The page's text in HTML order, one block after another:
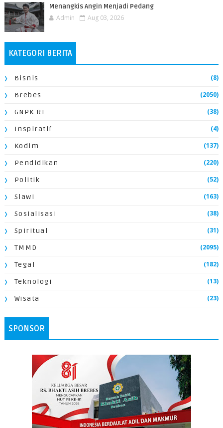
Menangkis Angin Menjadi Pedang
Admin Aug 03, 2026
KATEGORI BERITA
Bisnis (8)
Brebes (2050)
GNPK RI (38)
Inspiratif (4)
Kodim (137)
Pendidikan (220)
Politik (52)
Slawi (163)
Sosialisasi (38)
Spiritual (31)
TMMD (2095)
Tegal (182)
Teknologi (13)
Wisata (23)
SPONSOR